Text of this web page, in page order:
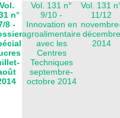
Vol.
n°
8 -
Vol. 131 n°
9/10 -
Innovation en
agroalimentaire
avec les
Centres
Techniques
septembre-
octobre 2014
Vol. 131
11/12
décembre
2014